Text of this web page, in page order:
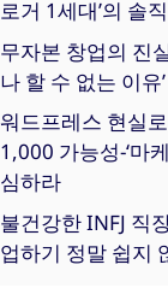
로거 1세대’의 솔
무자본 창업의 진
나 할 수 없는 이유’
워드프레스 현실
1,000 가능성-‘마
심하라
불건강한 INFJ 직
업하기 정말 쉽지